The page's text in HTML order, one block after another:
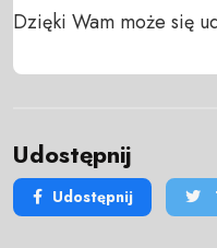
Dzięki Wam może się
Udostępnij
Udostępnij